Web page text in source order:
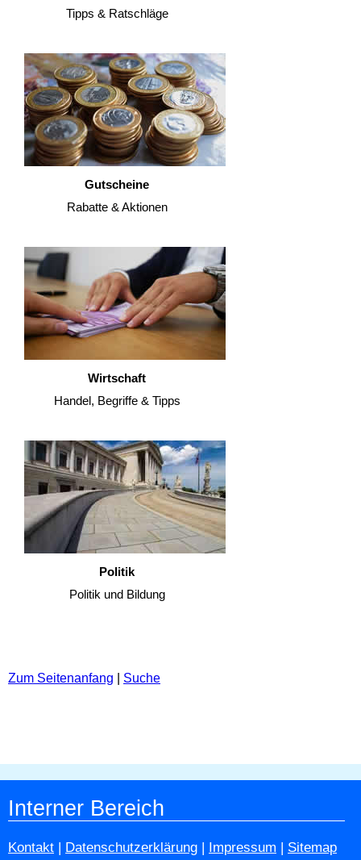
Tipps & Ratschläge
Gutscheine
Rabatte & Aktionen
Wirtschaft
Handel, Begriffe & Tipps
Politik
Politik und Bildung
Zum Seitenanfang Suche
Interner Bereich
Kontakt | Datenschutzerklärung | Impressum | Sitemap